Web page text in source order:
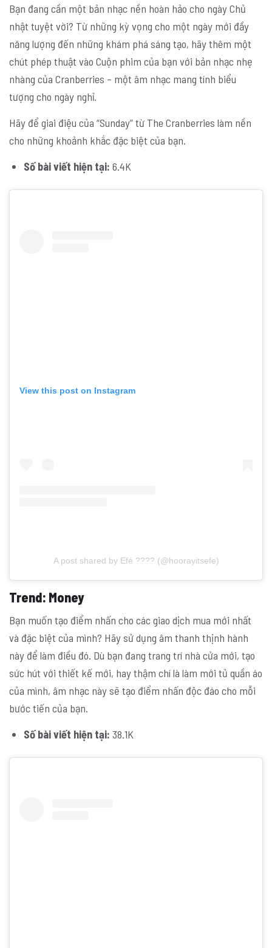
Bạn đang cần một bản nhạc nền hoàn hảo cho ngày Chủ
nhật tuyệt vời? Từ những kỳ vọng cho một ngày mới đầy
năng lượng đến những khám phá sáng tạo, hãy thêm một
chút phép thuật vào Cuộn phim của bạn với bản nhạc nhẹ
nhàng của Cranberries – một âm nhạc mang tính biểu
tượng cho ngày nghỉ.
Hãy để giai điệu của “Sunday” từ The Cranberries làm nền
cho những khoảnh khắc đặc biệt của bạn.
Số bài viết hiện tại: 6.4K
View this post on Instagram
A post shared by Efé ???? (@hoorayitsefe)
Trend: Money
Bạn muốn tạo điểm nhấn cho các giao dịch mua mới nhất
và đặc biệt của mình? Hãy sử dụng âm thanh thịnh hành
này để làm điều đó. Dù bạn đang trang trí nhà cửa mới, tạo
sức hút với thiết kế mới, hay thậm chí là làm mới tủ quần áo
của mình, âm nhạc này sẽ tạo điểm nhấn độc đáo cho mỗi
bước tiến của bạn.
Số bài viết hiện tại: 38.1K